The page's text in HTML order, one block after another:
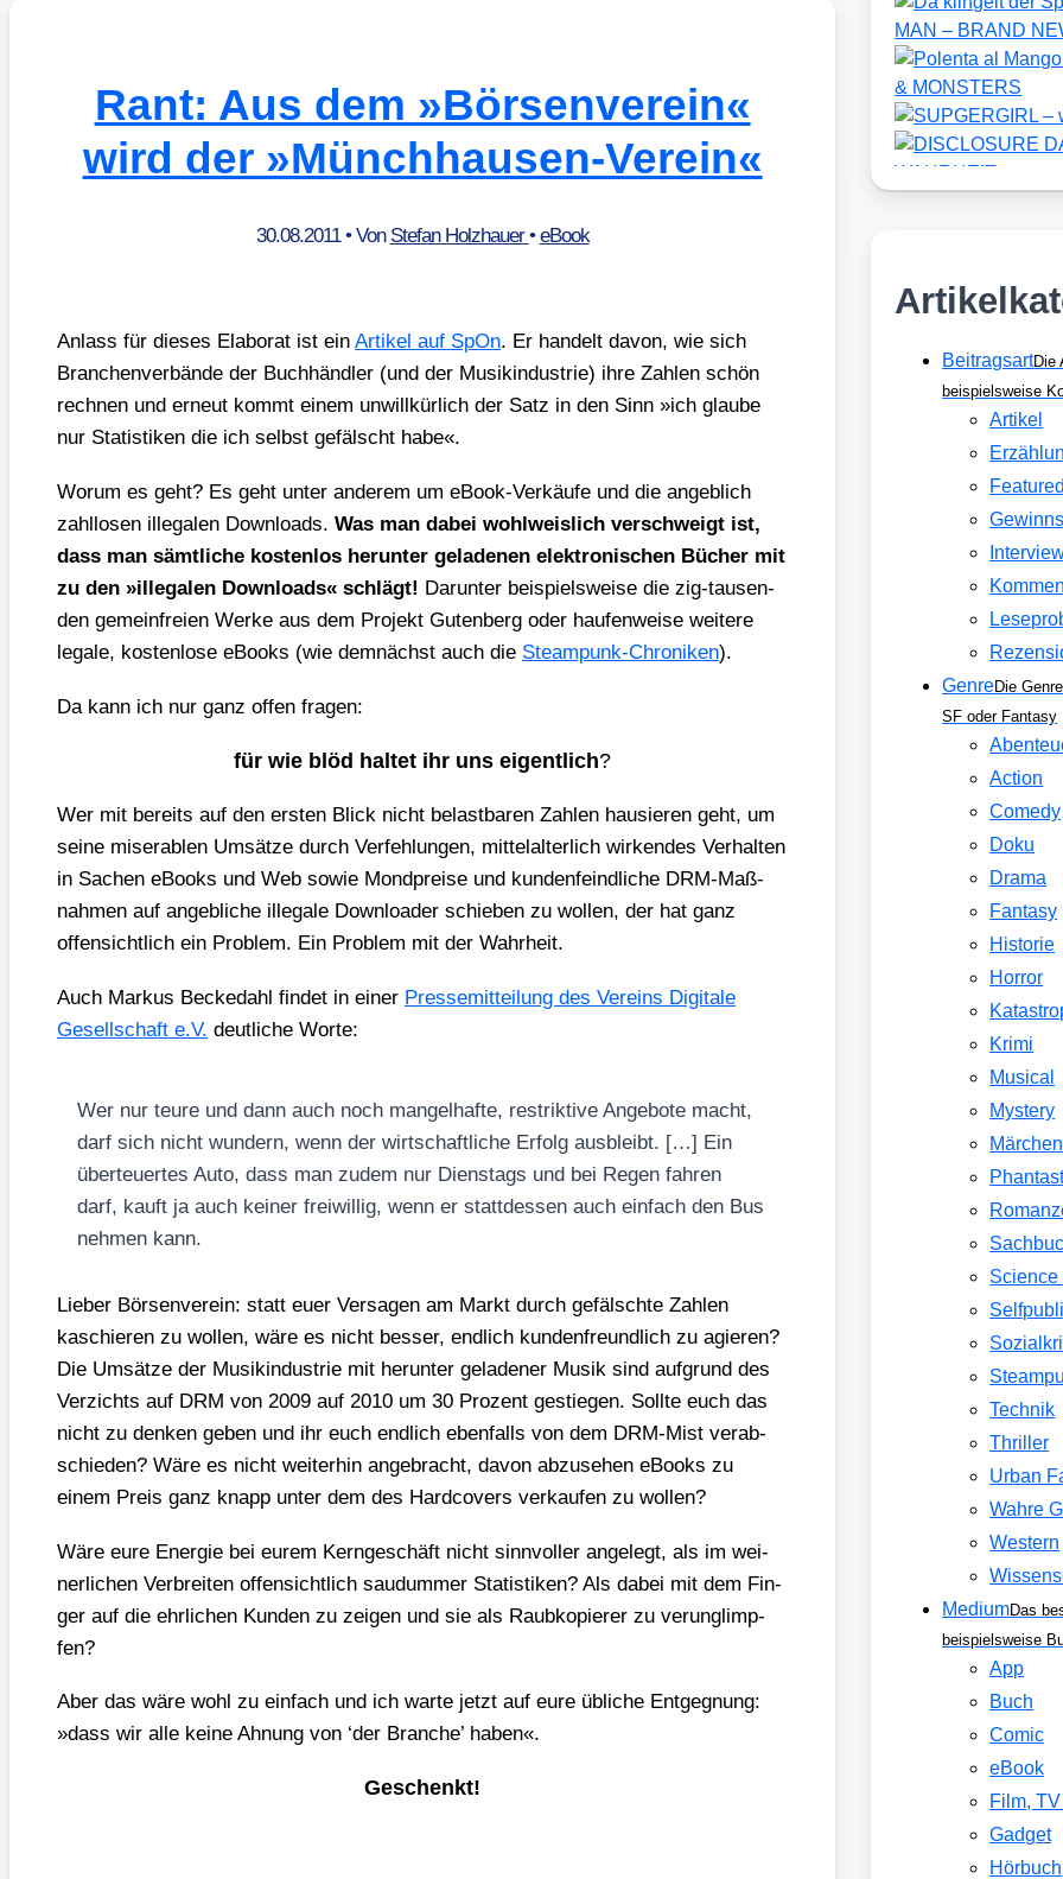
Rant: Aus dem »Börsenverein«
wird der »Münchhausen-Verein«
30.08.2011• Von Stefan Holzhauer•eBook
Anlass für die­ses Ela­bo­rat ist ein Arti­kel auf SpOn. Er han­delt davon, wie sich
Bran­chen­ver­bän­de der Buch­händ­ler (und der Musik­in­dus­trie) ihre Zah­len schön
rech­nen und erneut kommt einem unwill­kür­lich der Satz in den Sinn »ich glau­be
nur Sta­tis­ti­ken die ich selbst gefälscht habe«.
Wor­um es geht? Es geht unter ande­rem um eBook-Ver­käu­fe und die angeb­lich
zahl­lo­sen ille­ga­len Down­loads. Was man dabei wohl­weis­lich ver­schweigt ist,
dass man sämt­li­che kos­ten­los her­un­ter gela­de­nen elek­tro­ni­schen Bücher mit
zu den »ille­ga­len Down­loads« schlägt! Dar­un­ter bei­spiels­wei­se die zig-tau­sen­
den gemein­frei­en Wer­ke aus dem Pro­jekt Guten­berg oder hau­fen­wei­se wei­te­re
lega­le, kos­ten­lo­se eBooks (wie dem­nächst auch die Steam­punk-Chro­ni­ken).
Da kann ich nur ganz offen fra­gen:
für wie blöd hal­tet ihr uns eigent­lich?
Wer mit bereits auf den ers­ten Blick nicht belast­ba­ren Zah­len hau­sie­ren geht, um
sei­ne mise­ra­blen Umsät­ze durch Ver­feh­lun­gen, mit­tel­al­ter­lich wir­ken­des Ver­hal­ten
in Sachen eBooks und Web sowie Mond­prei­se und kun­den­feind­li­che DRM-Maß­
nah­men auf angeb­li­che ille­ga­le Down­loa­der schie­ben zu wol­len, der hat ganz
offen­sicht­lich ein Pro­blem. Ein Pro­blem mit der Wahr­heit.
Auch Mar­kus Becke­dahl fin­det in einer Pres­se­mit­tei­lung des Ver­eins Digi­ta­le
Gesell­schaft e.V. deut­li­che Wor­te:
Wer nur teu­re und dann auch noch man­gel­haf­te, restrik­ti­ve Ange­bo­te macht,
darf sich nicht wun­dern, wenn der wirt­schaft­li­che Erfolg aus­bleibt. […] Ein
über­teu­er­tes Auto, dass man zudem nur Diens­tags und bei Regen fah­ren
darf, kauft ja auch kei­ner frei­wil­lig, wenn er statt­des­sen auch ein­fach den Bus
neh­men kann.
Lie­ber Bör­sen­ver­ein: statt euer Ver­sa­gen am Markt durch gefälsch­te Zah­len
kaschie­ren zu wol­len, wäre es nicht bes­ser, end­lich kun­den­freund­lich zu agie­ren?
Die Umsät­ze der Musik­in­dus­trie mit her­un­ter gela­de­ner Musik sind auf­grund des
Ver­zichts auf DRM von 2009 auf 2010 um 30 Pro­zent gestie­gen. Soll­te euch das
nicht zu den­ken geben und ihr euch end­lich eben­falls von dem DRM-Mist ver­ab­
schie­den? Wäre es nicht wei­ter­hin ange­bracht, davon abzu­se­hen eBooks zu
einem Preis ganz knapp unter dem des Hard­co­vers ver­kau­fen zu wol­len?
Wäre eure Ener­gie bei eurem Kern­ge­schäft nicht sinn­vol­ler ange­legt, als im wei­
ner­li­chen Ver­brei­ten offen­sicht­lich sau­dum­mer Sta­tis­ti­ken? Als dabei mit dem Fin­
ger auf die ehr­li­chen Kun­den zu zei­gen und sie als Raub­ko­pie­rer zu ver­un­glimp­
fen?
Aber das wäre wohl zu ein­fach und ich war­te jetzt auf eure übli­che Ent­geg­nung:
»dass wir alle kei­ne Ahnung von ‘der Bran­che’ haben«.
Geschenkt!
BeitragsartDie
beispielsweise
Artikel
GenreDie
SF oder Fantasy
Action
Comedy
Doku
Drama
Fantasy
Historie
Horror
Krimi
Musical
Mystery
Märchen
Science
Technik
Thriller
Urban
Wahre
Western
MediumDas
beispielsweise
App
Buch
Comic
eBook
Film,
Gadget
Hörbuch